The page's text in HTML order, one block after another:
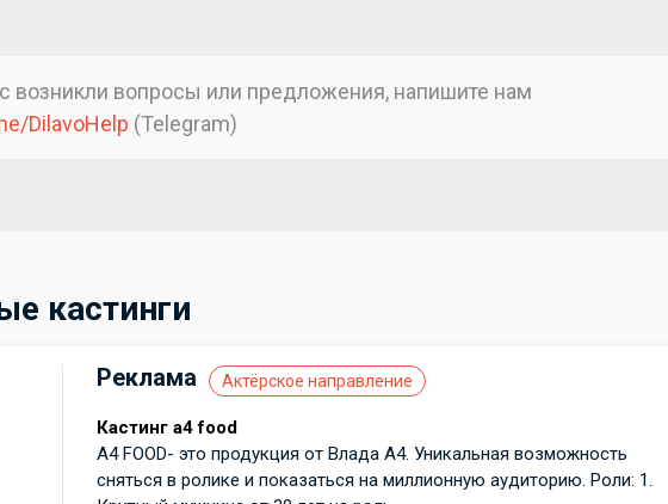
возникли вопросы или предложения, напишите нам
DilavoHelp (Telegram)
кастинги
Реклама Актёрское направление
Кастинг а4 food
А4 FOOD- это продукция от Влада А4. Уникальная возможность
сняться в ролике и показаться на миллионную аудиторию. Роли: 1.